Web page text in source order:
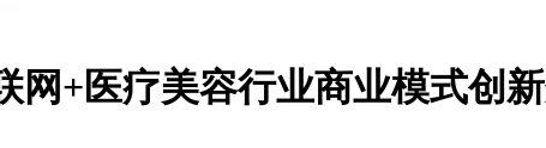
网+医疗美容行业商业模式创